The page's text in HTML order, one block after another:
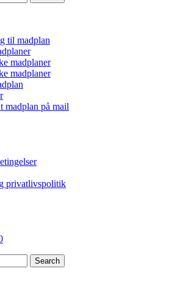
til madplan
madplaner
madplaner
madplan på mail
privatlivspolitik